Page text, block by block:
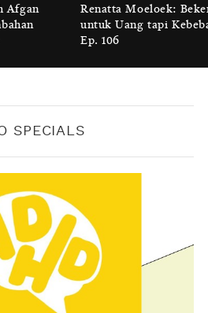
Daun Terakhir: Kala
Alam' yang Tak Lagi Bisa
CXO MEDIA
Afgan
Renatta Moeloek:
untuk Uang tapi
Ep. 106
SPECIALS